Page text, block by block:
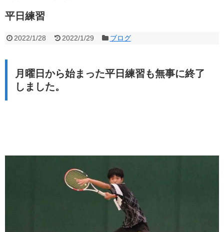
平日練習
2022/1/28 2022/1/29 ブログ
月曜日から始まった平日練習も無事に終了
しました。
アルバム
クラブ紹介
シャミナード寮